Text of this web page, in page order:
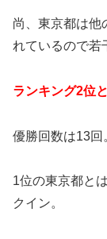
尚、東京都は他
れているので若
ランキング2位
優勝回数は13回
1位の東京都と
クイン。